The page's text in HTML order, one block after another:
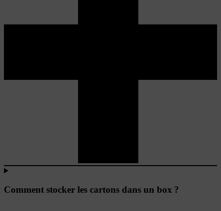
Comment stocker les cartons dans un box ?